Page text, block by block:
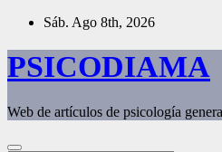
Saltar
contenido
Sáb. Ago 8th, 2026
PSICODIAMA
Web de artículos de psicología